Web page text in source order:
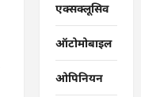
एक्सक्लूसिव
ऑटोमोबाइल
ओपिनियन